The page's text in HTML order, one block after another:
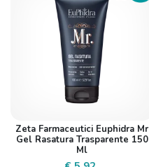
Zeta Farmaceutici Euphidra Mr
Gel Rasatura Trasparente 150
Ml